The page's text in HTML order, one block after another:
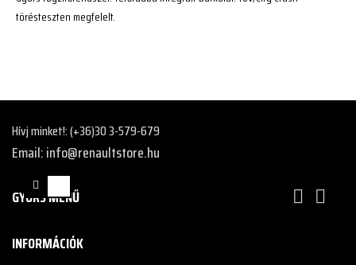
törésteszten megfelelt.
Hívj minket!:(+36)30 3-579-679
Email: info@renaultstore.hu
GYORS MENŰ
 
INFORMÁCIÓK